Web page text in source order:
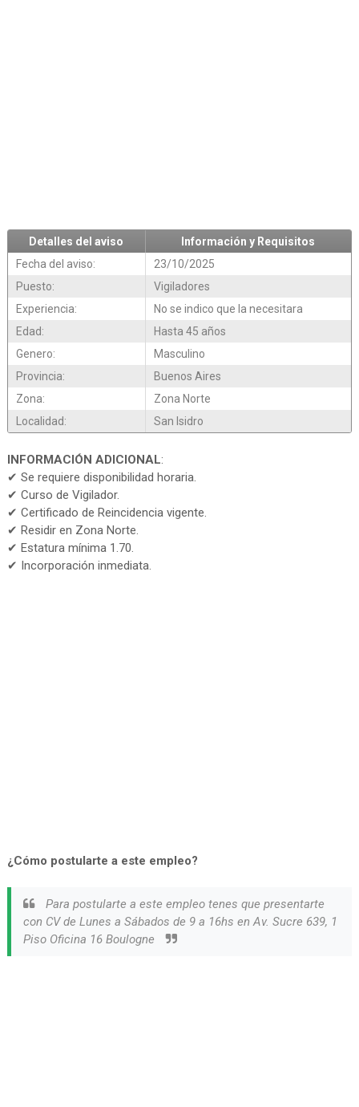
Detalles del aviso
Información y Requisitos
Fecha del aviso:
23/10/2025
Puesto:
Vigiladores
Experiencia:
No se indico que la necesitara
Edad:
Hasta 45 años
Genero:
Masculino
Provincia:
Buenos Aires
Zona:
Zona Norte
Localidad:
San Isidro
INFORMACIÓN ADICIONAL:
✔ Se requiere disponibilidad horaria.
✔ Curso de Vigilador.
✔ Certificado de Reincidencia vigente.
✔ Residir en Zona Norte.
✔ Estatura mínima 1.70.
✔ Incorporación inmediata.
¿Cómo postularte a este empleo?
Para postularte a este empleo tenes que presentarte
con CV de Lunes a Sábados de 9 a 16hs en Av. Sucre 639, 1
Piso Oficina 16 Boulogne